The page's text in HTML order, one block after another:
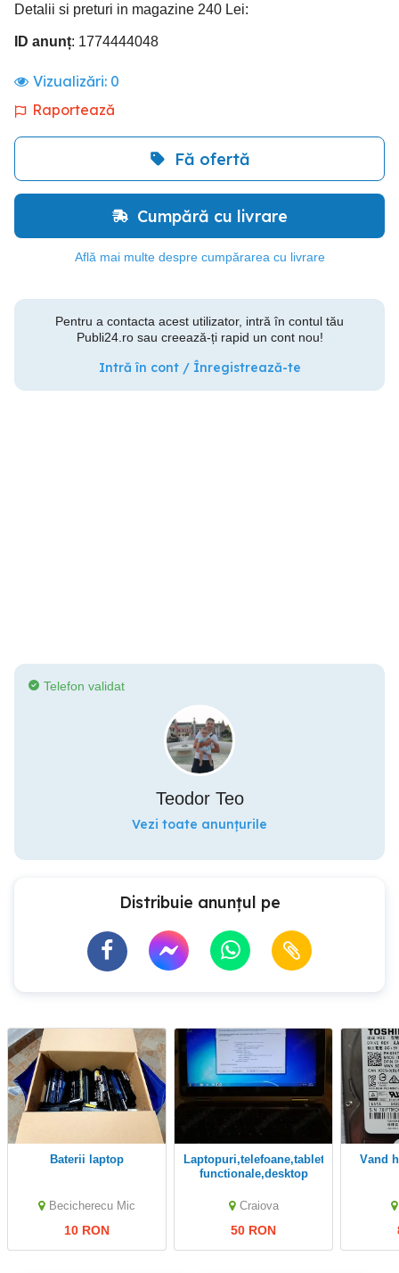
Detalii si preturi in magazine 240 Lei:
ID anunț: 1774444048
Vizualizări: 0
Raportează
Fă ofertă
Cumpără cu livrare
Află mai multe despre cumpărarea cu livrare
Pentru a contacta acest utilizator, intră în contul tău
Publi24.ro sau creează-ți rapid un cont nou!
Intră în cont / Înregistrează-te
Telefon validat
Teodor Teo
Vezi toate anunțurile
Distribuie anunțul pe
Baterii laptop
Becicherecu Mic
10 RON
Laptopuri,telefoane,tablete
functionale,desktop
Craiova
50 RON
vand